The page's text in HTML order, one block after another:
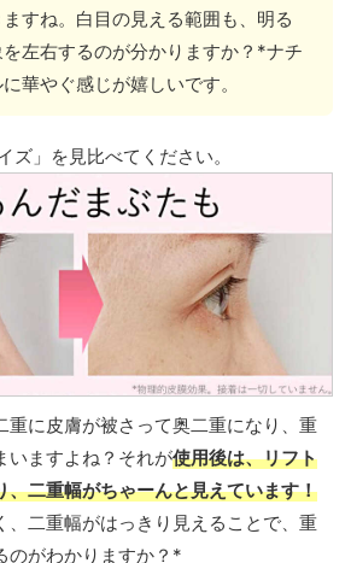
すね。白目の見える範囲も、明る
を左右するのが分かりますか？*ナチ
華やぐ感じが嬉しいです。
ズ」を見比べてください。
重に皮膚が被さって奥二重になり、重
いますよね？それが使用後は、リフト
、二重幅がちゃーんと見えています！
、二重幅がはっきり見えることで、重
のがわかりますか？*